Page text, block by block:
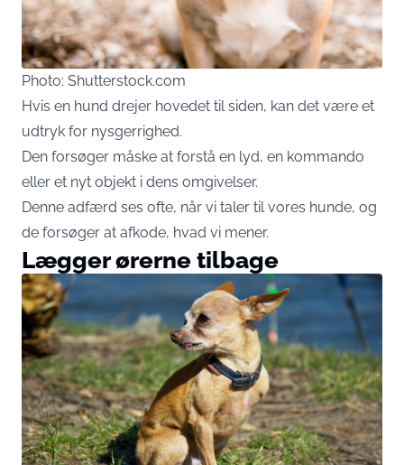
Photo: Shutterstock.com
Hvis en hund drejer hovedet til siden, kan det være et
udtryk for nysgerrighed.
Den forsøger måske at forstå en lyd, en kommando
eller et nyt objekt i dens omgivelser.
Denne adfærd ses ofte, når vi taler til vores hunde, og
de forsøger at afkode, hvad vi mener.
Lægger ørerne tilbage